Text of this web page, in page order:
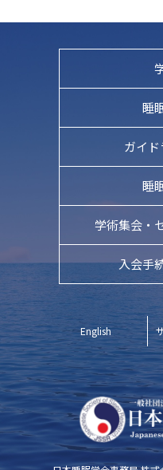
睡
ガイド
睡
学術集会・
入会手
English